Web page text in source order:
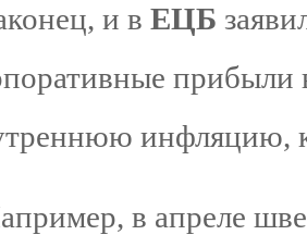
и в ЕЦБ
прибыли
инфляцию,
в апреле